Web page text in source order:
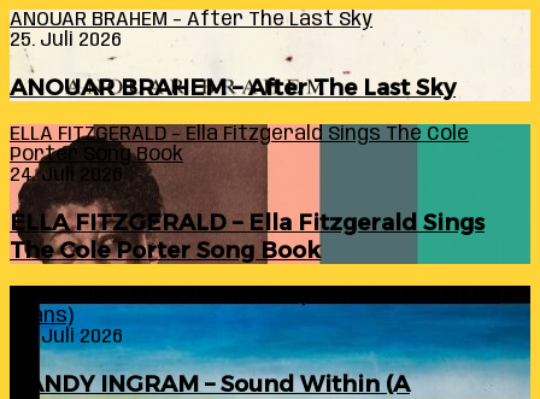
ANOUAR BRAHEM – After The Last Sky
25. Juli 2026
ANOUAR BRAHEM – After The Last Sky
ELLA FITZGERALD – Ella Fitzgerald Sings The Cole
Porter Song Book
24. Juli 2026
ELLA FITZGERALD – Ella Fitzgerald Sings
The Cole Porter Song Book
Evans)
24. Juli 2026
RANDY INGRAM – Sound Within (A